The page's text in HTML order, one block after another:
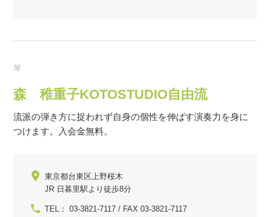
琴
森 稚重子KOTOSTUDIO自由流
流派の弾き方に捉われず自身の個性を伸ばす演奏力を身に
つけます。入会金無料。
東京都台東区上野桜木
JR 日暮里駅より徒歩8分
TEL： 03-3821-7117 / FAX 03-3821-7117